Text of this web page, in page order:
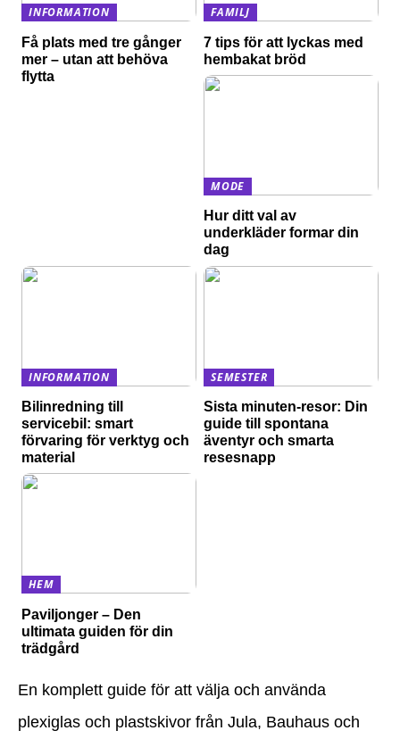
INFORMATION
Få plats med tre gånger
mer – utan att behöva
flytta
FAMILJ
7 tips för att lyckas med
hembakat bröd
MODE
Hur ditt val av
underkläder formar din
dag
INFORMATION
Bilinredning till
servicebil: smart
förvaring för verktyg och
material
SEMESTER
Sista minuten-resor: Din
guide till spontana
äventyr och smarta
resesnapp
HEM
Paviljonger – Den
ultimata guiden för din
trädgård
En komplett guide för att välja och använda
plexiglas och plastskivor från Jula, Bauhaus och